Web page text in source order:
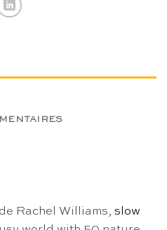
Rachel Williams, slow